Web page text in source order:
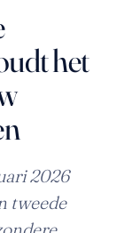
het
2026
tweede